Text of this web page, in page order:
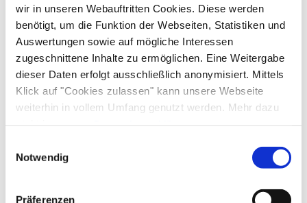
wir in unseren Webauftritten Cookies. Diese werden
benötigt, um die Funktion der Webseiten, Statistiken und
Auswertungen sowie auf mögliche Interessen
zugeschnittene Inhalte zu ermöglichen. Eine Weitergabe
dieser Daten erfolgt ausschließlich anonymisiert. Mittels
Klick auf "Cookies zulassen" kann unsere Webseite
weiterhin in vollem Umfang genutzt werden. Mehr dazu
steht in unserer Datenschutzerklärung.
gelistet.
Notwendig
Präferenzen
Services
Abholung vom Bahnhof
Fahrradparkplätze
kostenloser Parkplatz
Parkplatz am Haus
Zahlungsoptionen vor Ort
Ausschließlich Barzahlung
In der Nähe
Bahnhof